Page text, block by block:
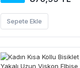
Sepete Ekle